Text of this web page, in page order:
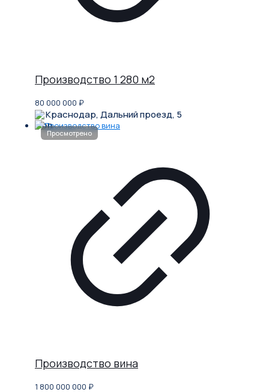
Производство 1 280 м2
80 000 000 ₽
Краснодар, Дальний проезд, 5
Производство вина
1 800 000 000 ₽